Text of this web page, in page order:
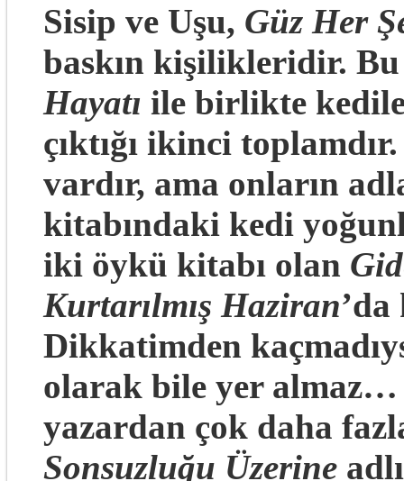
Sisip ve Uşu, Güz Her
baskın kişilikleridir.
Hayatı ile birlikte
çıktığı ikinci
vardır, ama onların
kitabındaki kedi
iki öykü kitabı olan
Kurtarılmış Haziran
Dikkatimden
olarak bile yer
yazardan çok daha
Sonsuzluğu Üzerine